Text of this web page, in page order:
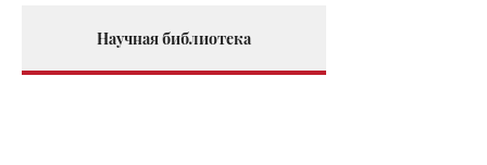
Научная библиотека